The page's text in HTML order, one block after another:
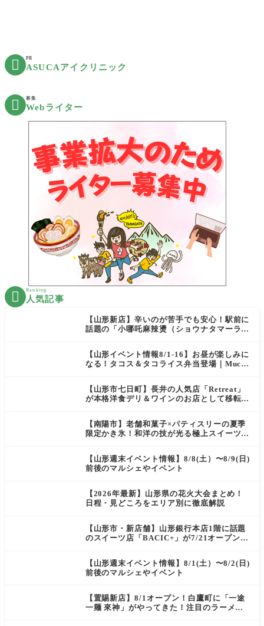
 PR
ASUCAアイクリニック
 募集
Webライター
 Ranking
人気記事
【山形新店】辛いのが苦手でも安心！駅前に
話題の「小哪吒麻辣燙（ショウナタマーラー
【山形イベント情報8/1-16】お昼が楽しみに
なる！タコス＆タコライス弁当登場｜Mucha
【山形市七日町】長井の人気店「Retreat」
が本格洋食デリ＆ワインのお店として移転オ
【南陽市】老舗和菓子×パティスリーの夏季
限定かき氷！和洋の技が光る極上スイーツ｜
【山形週末イベント情報】8/8(土）〜8/9(日)
前後のマルシェやイベント
【2026年最新】山形県の花火大会まとめ！
日程・見どころをエリア別に徹底解説
【山形市・新店舗】山形銀行本店1階に話題
のスイーツ店「BACIC+」が7/21オープン！
【山形週末イベント情報】8/1(土）〜8/2(日)
前後のマルシェやイベント
【置賜新店】8/1オープン！白鷹町に「一途
一麺 來神」がやってきた！注目のラーメン